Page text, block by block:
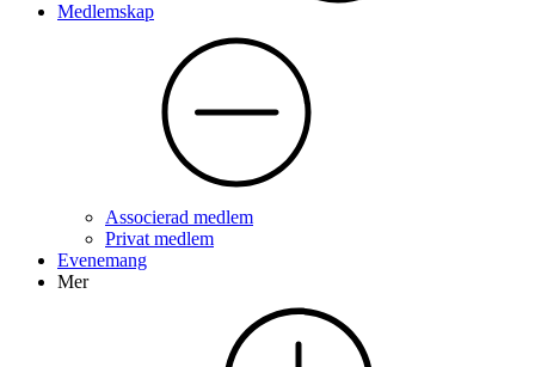
Medlemskap
Associerad medlem
Privat medlem
Evenemang
Mer